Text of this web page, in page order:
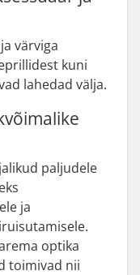
värviga
kuni
lahedad välja.
paljudele
ja
optika
toimivad nii